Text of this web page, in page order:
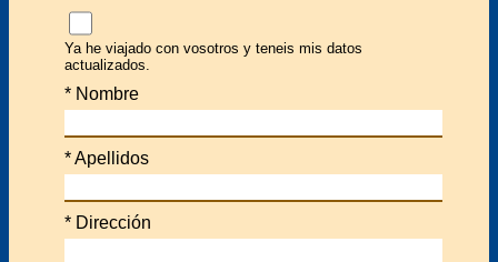
Ya he viajado con vosotros y teneis mis datos
actualizados.
* Nombre
*Apellidos
* Dirección